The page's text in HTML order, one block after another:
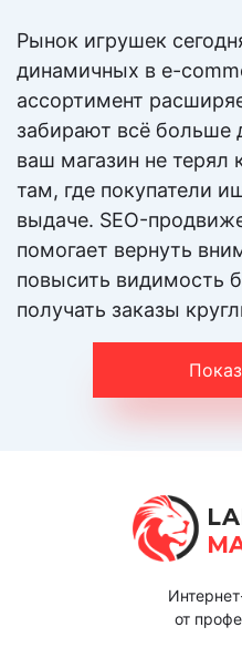
Instagram для
Цена:
Эффективное
сетях. Формирование
Рынок игрушек
динамичных в e-
ассортимент
забирают всё
ваш магазин не терял
там, где покупатели
выдаче. SEO-
помогает вернуть
повысить видимость
получать заказы
от